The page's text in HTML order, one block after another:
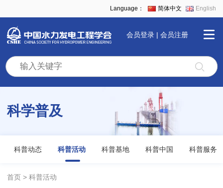
Language： 简体中文 English
会员登录 | 会员注册
页
学
科学普及
科普动态 科普活动 科普基地 科普中国 科普服务
首页 科普活动